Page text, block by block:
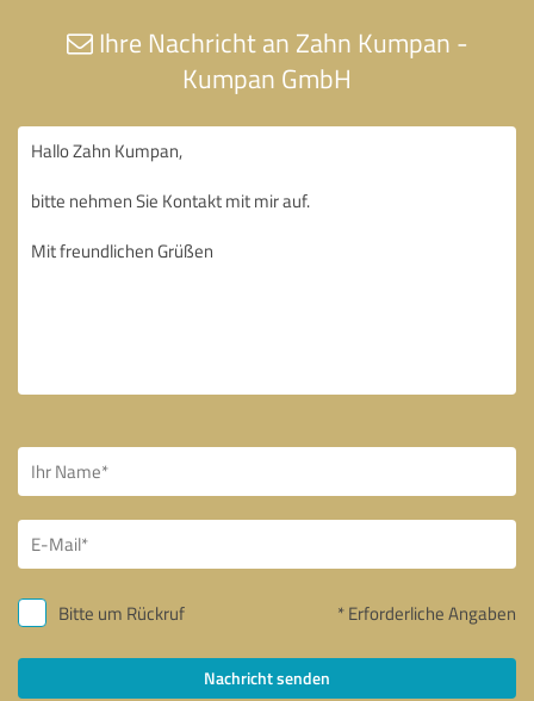
Ihre Nachricht an Zahn Kumpan -
Kumpan GmbH
Bitte um Rückruf * Erforderliche Angaben
Nachricht senden